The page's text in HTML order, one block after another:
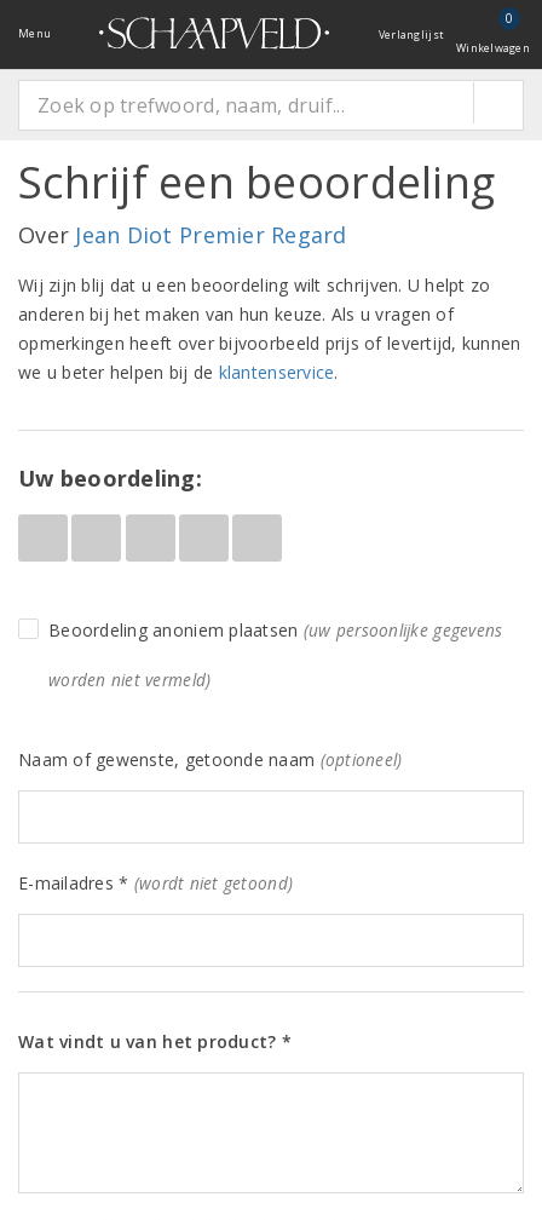
Menu Verlanglijst
0
Winkelwagen
Schrijf een beoordeling
Over Jean Diot Premier Regard
Wij zijn blij dat u een beoordeling wilt schrijven. U helpt zo
anderen bij het maken van hun keuze. Als u vragen of
opmerkingen heeft over bijvoorbeeld prijs of levertijd, kunnen
we u beter helpen bij de klantenservice.
Uw beoordeling:
Beoordeling anoniem plaatsen (uw persoonlijke gegevens
worden niet vermeld)
Naam of gewenste, getoonde naam (optioneel)
E-mailadres * (wordt niet getoond)
Wat vindt u van het product? *